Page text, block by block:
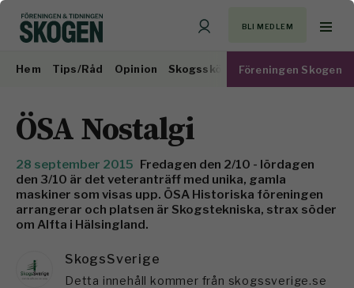
BLI MEDLEM
Hem Tips/Råd Opinion Skogsskötsel Virkesmarknad
Föreningen Skogen
ÖSA Nostalgi
28 september 2015 Fredagen den 2/10 - lördagen
den 3/10 är det veteranträff med unika, gamla
maskiner som visas upp. ÖSA Historiska föreningen
arrangerar och platsen är Skogstekniska, strax söder
om Alfta i Hälsingland.
SkogsSverige
Detta innehåll kommer från skogssverige.se